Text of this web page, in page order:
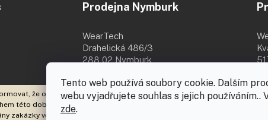
Tento web používá soubory cookie. Dalším
webu vyjadřujete souhlas s jejich používáním..
zde.
že od 3. 8. 2026 do 18. 8.
této doby nebudou
zakázky včetně brandingu. E-
Prodejna Nymburk
WearTech
Drahelická 486/3
288 02 Nymburk